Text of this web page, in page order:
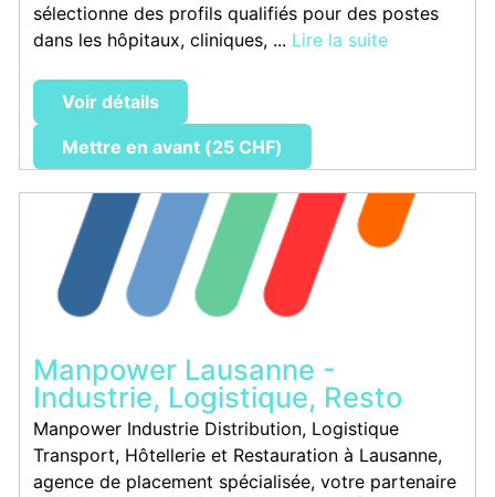
sélectionne des profils qualifiés pour des postes
dans les hôpitaux, cliniques, ... Lire la suite
Voir détails
Mettre en avant (25 CHF)
Manpower Lausanne -
Industrie, Logistique, Resto
Manpower Industrie Distribution, Logistique
Transport, Hôtellerie et Restauration à Lausanne,
agence de placement spécialisée, votre partenaire